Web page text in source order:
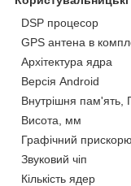
DSP процесор
GPS антена в
Архітектура ядра
Версія Android
Внутрішня пам'ять,
Висота, мм
Графічний
Звуковий чіп
Кількість ядер